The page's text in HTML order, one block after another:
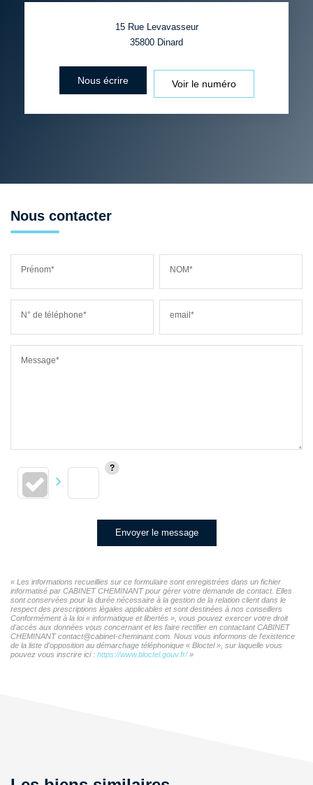
15 Rue Levavasseur
35800 Dinard
Nous écrire Voir le numéro
Nous contacter
Prénom* NOM*
N° de téléphone* email*
Message*
Envoyer le message
« Les informations recueillies sur ce formulaire sont enregistrées dans un fichier
informatisé par CABINET CHEMINANT pour gérer votre demande de contact. Elles
sont conservées pour la durée nécessaire à la gestion de la relation client dans le
respect des prescriptions légales applicables et sont destinées à nos conseillers
Conformément à la loi « informatique et libertés », vous pouvez exercer votre droit
d'accès aux données vous concernant et les faire rectifier en contactant CABINET
CHEMINANT contact@cabinet-cheminant.com. Nous vous informons de l'existence
de la liste d'opposition au démarchage téléphonique « Bloctel », sur laquelle vous
pouvez vous inscrire ici : https://www.bloctel.gouv.fr/»